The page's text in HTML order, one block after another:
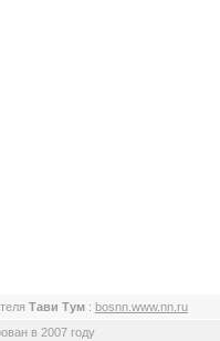
Тави Тум : bosnn.www.nn.ru
в 2007 году